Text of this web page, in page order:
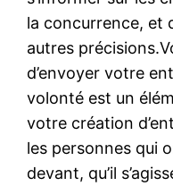
la concurrence, et
autres
d’envoyer votre
volonté est un
votre création
les personnes qui
devant, qu’il